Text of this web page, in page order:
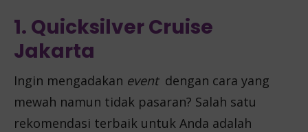
1. Quicksilver Cruise
Jakarta
Ingin mengadakan event dengan cara yang
mewah namun tidak pasaran? Salah satu
rekomendasi terbaik untuk Anda adalah